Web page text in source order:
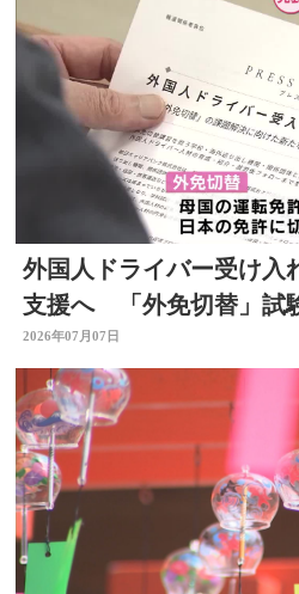
外国人ドライバー受け入
支援へ 「外免切替」試
低下 大分
2026年07月07日